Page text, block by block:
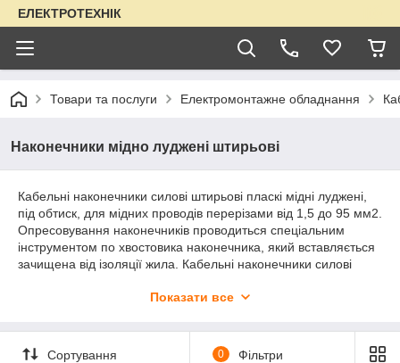
ЕЛЕКТРОТЕХНІК
Товари та послуги Електромонтажне обладнання
Наконечники мідно луджені штирьові
Кабельні наконечники силові штирьові пласкі мідні луджені,
під обтиск, для мідних проводів перерізами від 1,5 до 95 мм2.
Опресовування наконечників проводиться спеціальним
інструментом по хвостовика наконечника, який вставляється
зачищена від ізоляції жила. Кабельні наконечники силові
з високоякісної електротехнічної
Кабельні наконечники силові штирьові плоскіимеют
высокое качество
за счет строгого контроля
Показати все
Сортування 0 Фільтри